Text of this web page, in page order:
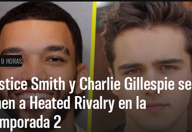
HORAS
Smith y Charlie Gillespie se
a Heated Rivalry en la
2